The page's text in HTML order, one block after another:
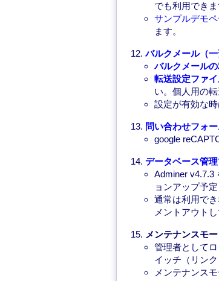
でも利用できま
サンプルデモ
ます。
バルクメール（一
バルクメール
転送設定ファ
い。個人用の
設定が有効な
問い合わせフォ
google
データベース管
Adminer v4.7.3
ョンアップ予定
通常は利用で
メントアウトし
メンテナンスモ
管理者として
イッチ（リンク
メンテナンス